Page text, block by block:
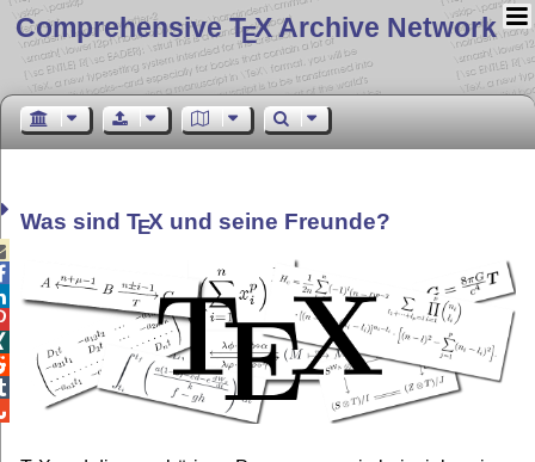
Comprehensive TEX Archive Network
Was sindTEX und seine Freunde?